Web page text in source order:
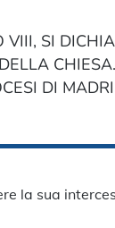
VIII, SI
CHIESA.
DI
la sua